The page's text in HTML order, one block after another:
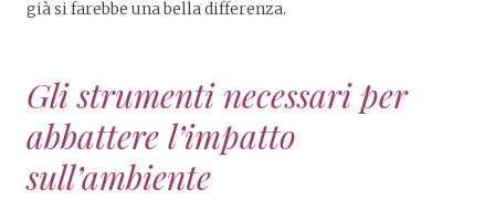
già si farebbe una bella differenza.
Gli strumenti necessari per
abbattere l’impatto
sull’ambiente